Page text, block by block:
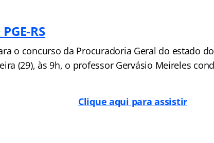
RS
o concurso da Procuradoria Geral do estado
(29), às 9h, o professor Gervásio Meireles
Clique aqui para assistir